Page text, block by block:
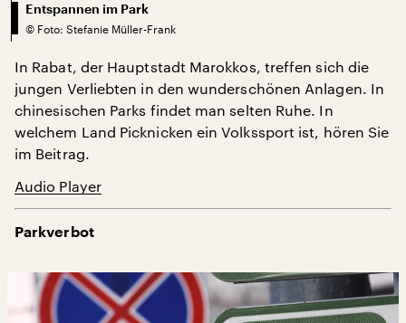
Entspannen im Park
© Foto: Stefanie Müller-Frank
In Rabat, der Hauptstadt Marokkos, treffen sich die
jungen Verliebten in den wunderschönen Anlagen. In
chinesischen Parks findet man selten Ruhe. In
welchem Land Picknicken ein Volkssport ist, hören Sie
im Beitrag.
Audio Player
Parkverbot